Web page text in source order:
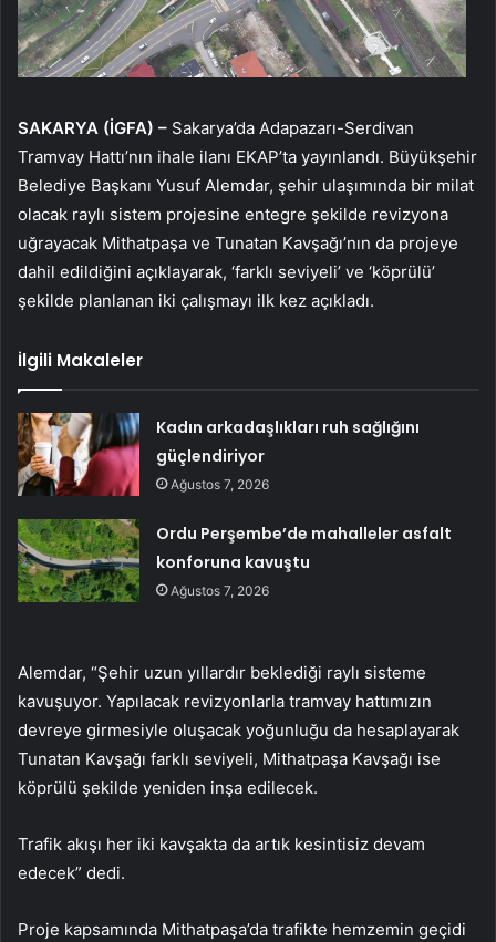
SAKARYA (İGFA) – Sakarya’da Adapazarı-Serdivan
Tramvay Hattı’nın ihale ilanı EKAP’ta yayınlandı. Büyükşehir
Belediye Başkanı Yusuf Alemdar, şehir ulaşımında bir milat
olacak raylı sistem projesine entegre şekilde revizyona
uğrayacak Mithatpaşa ve Tunatan Kavşağı’nın da projeye
dahil edildiğini açıklayarak, ‘farklı seviyeli’ ve ‘köprülü’
şekilde planlanan iki çalışmayı ilk kez açıkladı.
İlgili Makaleler
Kadın arkadaşlıkları ruh sağlığını
güçlendiriyor
Ağustos 7, 2026
Ordu Perşembe’de mahalleler asfalt
konforuna kavuştu
Ağustos 7, 2026
Alemdar, “Şehir uzun yıllardır beklediği raylı sisteme
kavuşuyor. Yapılacak revizyonlarla tramvay hattımızın
devreye girmesiyle oluşacak yoğunluğu da hesaplayarak
Tunatan Kavşağı farklı seviyeli, Mithatpaşa Kavşağı ise
köprülü şekilde yeniden inşa edilecek.
Trafik akışı her iki kavşakta da artık kesintisiz devam
edecek” dedi.
Proje kapsamında Mithatpaşa’da trafikte hemzemin geçidi